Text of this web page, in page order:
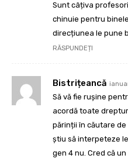
Sunt câțiva
chinuie pentru
direcțiunea le pune
RĂSPUNDEȚI
Bistrițeancă
Să vă fie rușine
acordă toate
părinții în căutare
știu să interpeteze
gen 4 nu. Cred că